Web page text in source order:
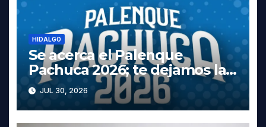
HIDALGO
Se acerca el Palenque
Pachuca 2026; te dejamos la
cartelera completa, las fechas
y los precios
JUL 30, 2026